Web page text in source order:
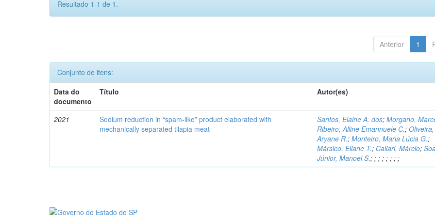
Resultado 1-1 de 1.
Anterior 1
Conjunto de itens:
Data do
documento
Título Autor(es)
2021
Sodium reduction in “spam-like” product elaborated with
mechanically separated tilapia meat
Santos, Elaine A. dos;Morgano,
Ribeiro, Alline Emannuele C.;Oliveira,
Aryane R.;Monteiro, Maria Lúcia G.;
Mársico, Eliane T.; Caliari, Márcio;
Júnior, Manoel S.;;;;;;;;